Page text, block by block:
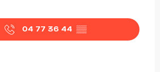
04 77 36 44 ▒▒